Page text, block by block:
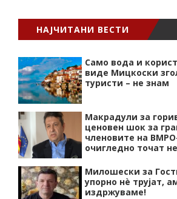
НАЈЧИТАНИ ВЕСТИ
Само вода и
виде Мицкоски
туристи – не знам
Макрадули за
ценовен шок за
членовите на
очигледно точат
Милошески за
упорно нѐ трујат,
издржуваме!